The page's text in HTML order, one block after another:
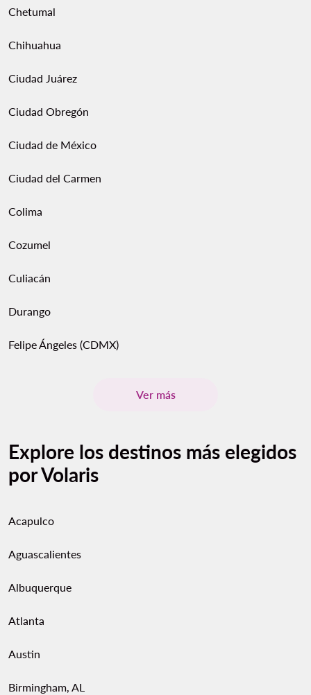
Chetumal
Chihuahua
Ciudad Juárez
Ciudad Obregón
Ciudad de México
Ciudad del Carmen
Colima
Cozumel
Culiacán
Durango
Felipe Ángeles (CDMX)
Ver más
Explore los destinos más elegidos
por Volaris
Acapulco
Aguascalientes
Albuquerque
Atlanta
Austin
Birmingham, AL